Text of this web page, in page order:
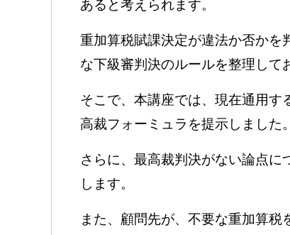
あると考えられます。
重加算税賦課決定が違法か否かを
な下級審判決のルールを整理して
そこで、本講座では、現在通用す
高裁フォーミュラを提示しました。
さらに、最高裁判決がない論点
します。
また、顧問先が、不要な重加算